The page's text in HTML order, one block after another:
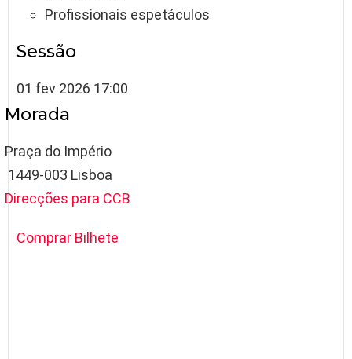
Profissionais espetáculos
Sessão
01 fev 2026 17:00
Morada
Praça do Império
1449-003 Lisboa
Direcções para CCB
Comprar Bilhete